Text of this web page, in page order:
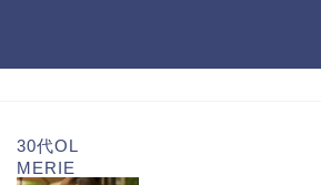
30代OL
MERIE